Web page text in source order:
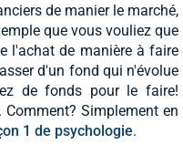
de manier le marché,
que vous vouliez que
l'achat de manière à faire
d'un fond qui n'évolue
de fonds pour le faire!
Simplement en
1 de psychologie.